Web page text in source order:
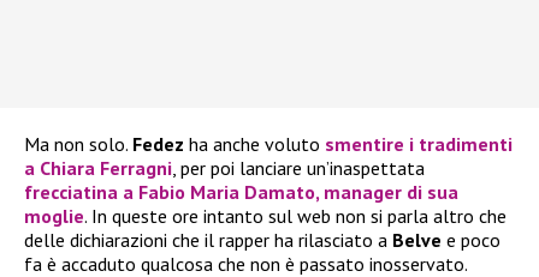
Ma non solo. Fedez ha anche voluto smentire i tradimenti
a Chiara Ferragni, per poi lanciare un’inaspettata
frecciatina a Fabio Maria Damato, manager di sua
moglie. In queste ore intanto sul web non si parla altro che
delle dichiarazioni che il rapper ha rilasciato a Belve e poco
fa è accaduto qualcosa che non è passato inosservato.